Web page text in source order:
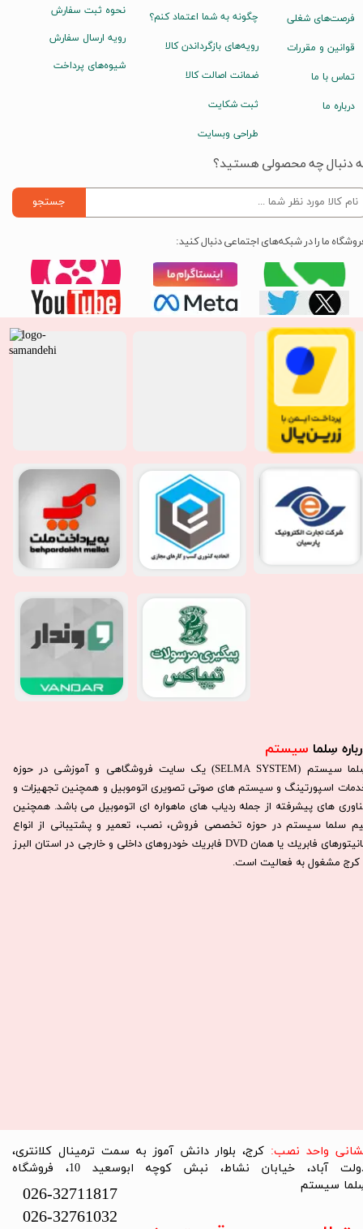
سِلما سیستم​​​​​​​
سِلما سيستم (SELMA SYSTEM) یک سایت فروشگاهی و آموزشی در حوزه
اسپورتینگ و سیستم های صوتی تصویری اتوموبیل و همچنین تجهیزات و
های پیشرفته از جمله ردیاب های ماهواره ای اتوموبیل می باشد. همچنين
سلما سيستم در حوزه تخصصی فروش، نصب، تعمير و پشتيبانی از انواع
مانيتورهای فابريك يا همان DVD فابريك خودروهای داخلی و خارجی در استان البرز
كرج مشغول به فعاليت است.​​​​​​​
نحوه ثبت سفارش
رویه ارسال سفارش
شیوه‌های پرداخت
چگونه به شما اعتماد کنم؟
رویه‌های بازگرداندن کالا
ضمانت اصالت کالا
ثبت شکایت
طراحی وبسایت
فرصت‌های شغلی
قوانین و مقررات
تماس با ما
درباره ما
دنبال چه محصولی هستید؟
جستجو
ما را در شبکه‌های اجتماعی دنبال کنید:
واحد نصب: کرج، بلوار دانش آموز به سمت ترمینال کلانتری،
دولت آباد، خیابان نشاط، نبش کوچه ابوسعید 10، فروشگاه
سیستم​​​​​​​
026-32711817
026-32761032